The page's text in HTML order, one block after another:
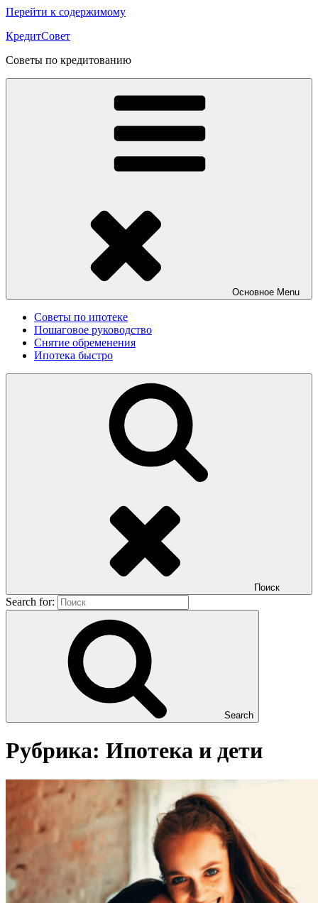
Перейти к содержимому
КредитСовет
Советы по кредитованию
Основное Menu
Советы по ипотеке
Пошаговое руководство
Снятие обременения
Ипотека быстро
Поиск
Search for:
Search
Рубрика: Ипотека и дети